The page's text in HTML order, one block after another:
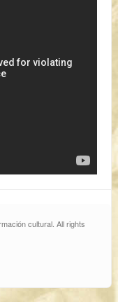
cultural. All rights